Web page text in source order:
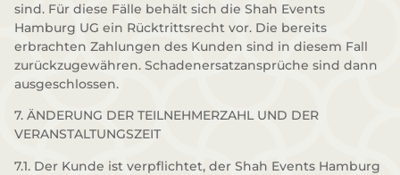
sind. Für diese Fälle behält sich die Shah Events
Hamburg UG ein Rücktrittsrecht vor. Die bereits
erbrachten Zahlungen des Kunden sind in diesem Fall
zurückzugewähren. Schadenersatzansprüche sind dann
ausgeschlossen.
7. ÄNDERUNG DER TEILNEHMERZAHL UND DER
VERANSTALTUNGSZEIT
7.1. Der Kunde ist verpflichtet, der Shah Events Hamburg